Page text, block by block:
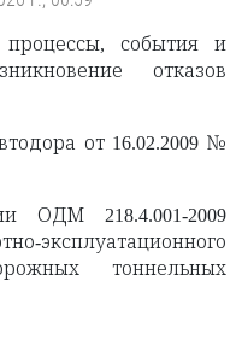
события и
отказов
от 16.02.2009 №
ОДМ 218.4.001-2009
эксплуатационного
тоннельных